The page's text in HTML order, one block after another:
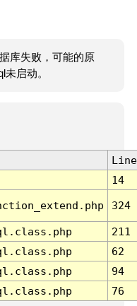
库失败，可能的原
启动。
Line
14
324
211
62
94
76